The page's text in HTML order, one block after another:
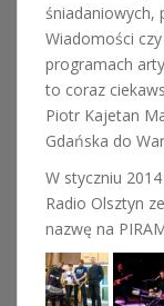
śniadaniowych,
Wiadomości
programach
to coraz
Piotr Kajetan
Gdańska do
W styczniu
Radio Olsztyn
nazwę na